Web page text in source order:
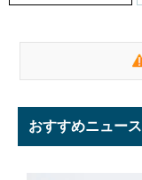
おすすめニュース